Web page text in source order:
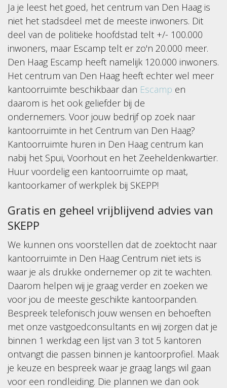
Ja je leest het goed, het centrum van Den Haag is
niet het stadsdeel met de meeste inwoners. Dit
deel van de politieke hoofdstad telt +/- 100.000
inwoners, maar Escamp telt er zo'n 20.000 meer.
Den Haag Escamp heeft namelijk 120.000 inwoners.
Het centrum van Den Haag heeft echter wel meer
kantoorruimte beschikbaar dan Escamp en
daarom is het ook geliefder bij de
ondernemers. Voor jouw bedrijf op zoek naar
kantoorruimte in het Centrum van Den Haag?
Kantoorruimte huren in Den Haag centrum kan
nabij het Spui, Voorhout en het Zeeheldenkwartier.
Huur voordelig een kantoorruimte op maat,
kantoorkamer of werkplek bij SKEPP!
Gratis en geheel vrijblijvend advies van
SKEPP
We kunnen ons voorstellen dat de zoektocht naar
kantoorruimte in Den Haag Centrum niet iets is
waar je als drukke ondernemer op zit te wachten.
Daarom helpen wij je graag verder en zoeken we
voor jou de meeste geschikte kantoorpanden.
Bespreek telefonisch jouw wensen en behoeften
met onze vastgoedconsultants en wij zorgen dat je
binnen 1 werkdag een lijst van 3 tot 5 kantoren
ontvangt die passen binnen je kantoorprofiel. Maak
je keuze en bespreek waar je graag langs wil gaan
voor een rondleiding. Die plannen we dan ook